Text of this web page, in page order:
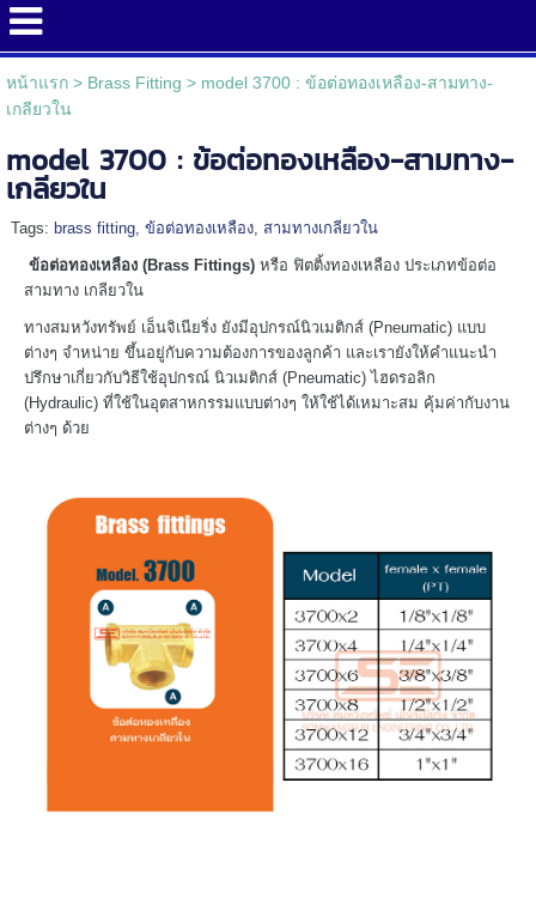
หน้าแรก> Brass Fitting > model 3700 : ข้อต่อทองเหลือง-สามทาง-
เกลียวใน
model 3700 : ข้อต่อทองเหลือง-สามทาง-
เกลียวใน
Tags: brass fitting, ข้อต่อทองเหลือง, สามทางเกลียวใน
ข้อต่อทองเหลือง (Brass Fittings) หรือ ฟิตติ้งทองเหลือง ประเภทข้อต่อ
สามทาง เกลียวใน
ทางสมหวังทรัพย์ เอ็นจิเนียริ่ง ยังมีอุปกรณ์นิวเมติกส์ (Pneumatic) แบบ
ต่างๆ จำหน่าย ขึ้นอยู่กับความต้องการของลูกค้า และเรายังให้คำแนะนำ
ปรึกษาเกี่ยวกับวิธีใช้อุปกรณ์ นิวเมติกส์ (Pneumatic) ไฮดรอลิก
(Hydraulic) ที่ใช้ในอุตสาหกรรมแบบต่างๆ ให้ใช้ได้เหมาะสม คุ้มค่ากับงาน
ต่างๆ ด้วย